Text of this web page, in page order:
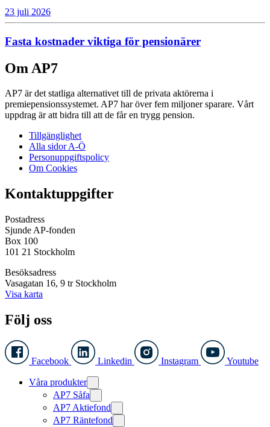
23 juli 2026
Fasta kostnader viktiga för pensionärer
Om AP7
AP7 är det statliga alternativet till de privata aktörerna i
premiepensionssystemet. AP7 har över fem miljoner sparare. Vårt
uppdrag är att bidra till att de får en trygg pension.
Tillgänglighet
Alla sidor A-Ö
Personuppgiftspolicy
Om Cookies
Kontaktuppgifter
Postadress
Sjunde AP-fonden
Box 100
101 21 Stockholm
Besöksadress
Vasagatan 16, 9 tr Stockholm
Visa karta
Följ oss
Facebook Linkedin Instagram Youtube
Våra produkter
AP7 Såfa
AP7 Aktiefond
AP7 Räntefond